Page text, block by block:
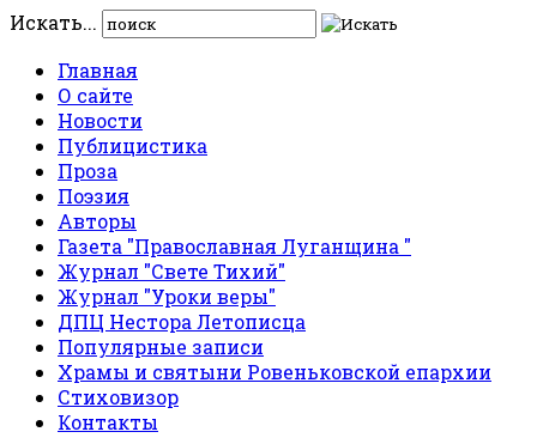
Искать...
Главная
О сайте
Новости
Публицистика
Проза
Поэзия
Авторы
Газета "Православная Луганщина "
Журнал "Свете Тихий"
Журнал "Уроки веры"
ДПЦ Нестора Летописца
Популярные записи
Храмы и святыни Ровеньковской епархии
Стиховизор
Контакты